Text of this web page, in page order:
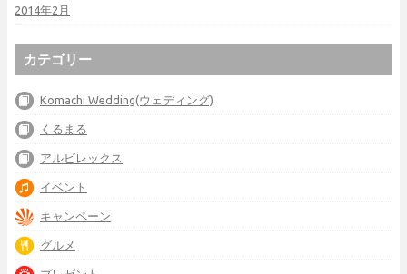
2014年2月
カテゴリー
Komachi Wedding(ウェディング)
くるまる
アルビレックス
イベント
キャンペーン
グルメ